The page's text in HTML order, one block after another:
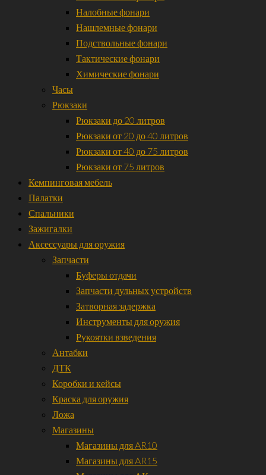
Налобные фонари
Нашлемные фонари
Подствольные фонари
Тактические фонари
Химические фонари
Часы
Рюкзаки
Рюкзаки до 20 литров
Рюкзаки от 20 до 40 литров
Рюкзаки от 40 до 75 литров
Рюкзаки от 75 литров
Кемпинговая мебель
Палатки
Спальники
Зажигалки
Аксессуары для оружия
Запчасти
Буферы отдачи
Запчасти дульных устройств
Затворная задержка
Инструменты для оружия
Рукоятки взведения
Антабки
ДТК
Коробки и кейсы
Краска для оружия
Ложа
Магазины
Магазины для AR10
Магазины для AR15